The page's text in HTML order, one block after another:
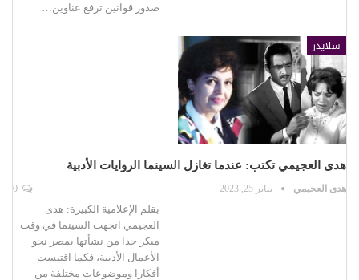
صدور قوانين ترفع عناوين…
سلايدر
هدى العجيمي تكتب: عندما تغازل السينما الروايات الأدبية
هدى العجيمي يناير 25, 2023
بقلم الإعلامية الكبيرة: هدى
العجيمي اتجهت السينما في وقت
مبكر جدا من نشأتها بمصر نحو
الأعمال الأدبية، فكما اقتبست
أفكارا وموضوعات مختلفة من